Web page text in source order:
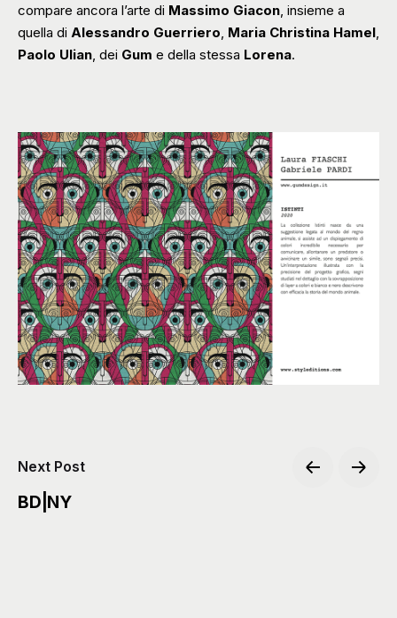
compare ancora l’arte di Massimo Giacon , insieme a
quella di Alessandro Guerriero Maria Christina Hamel
Paolo Ulian , dei Gum e della stessa Lorena.
Next Post
BD|NY